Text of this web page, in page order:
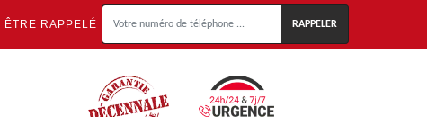
ÊTRE RAPPELÉ